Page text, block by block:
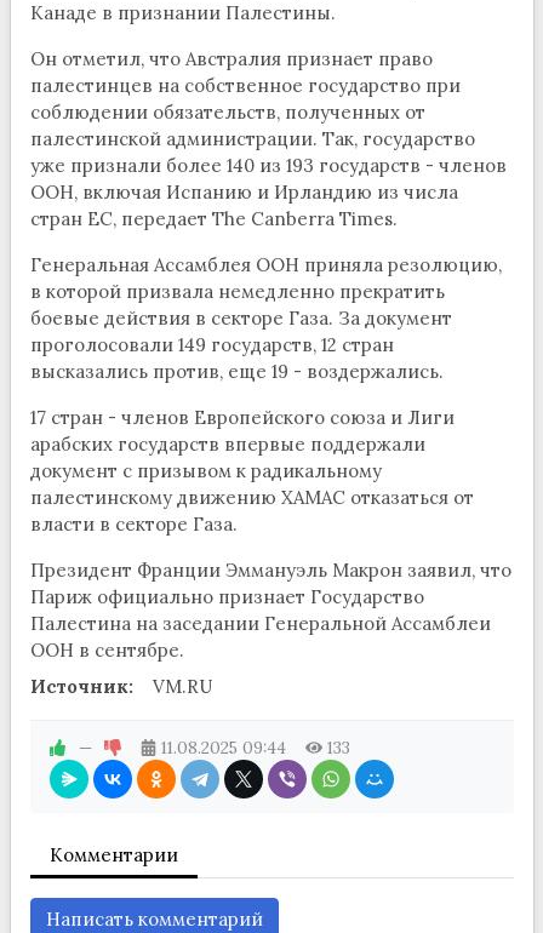
Канаде в признании Палестины.
Он отметил, что Австралия признает право
палестинцев на собственное государство при
соблюдении обязательств, полученных от
палестинской администрации. Так, государство
уже признали более 140 из 193 государств - членов
ООН, включая Испанию и Ирландию из числа
стран ЕС, передает The Canberra Times.
Генеральная Ассамблея ООН приняла резолюцию,
в которой призвала немедленно прекратить
боевые действия в секторе Газа. За документ
проголосовали 149 государств, 12 стран
высказались против, еще 19 - воздержались.
17 стран - членов Европейского союза и Лиги
арабских государств впервые поддержали
документ с призывом к радикальному
палестинскому движению ХАМАС отказаться от
власти в секторе Газа.
Президент Франции Эммануэль Макрон заявил, что
Париж официально признает Государство
Палестина на заседании Генеральной Ассамблеи
ООН в сентябре.
Источник:
VM.RU
— 11.08.2025 09:44 133
Комментарии
Написать комментарий